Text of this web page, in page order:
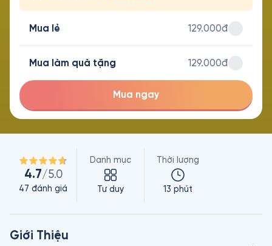
Mua lẻ 129.000đ
Mua làm quà tặng 129.000đ
Mua ngay
4.7/5.0
47 đánh giá
Danh mục
Tư duy
Thời lượng
13 phút
Giới Thiệu